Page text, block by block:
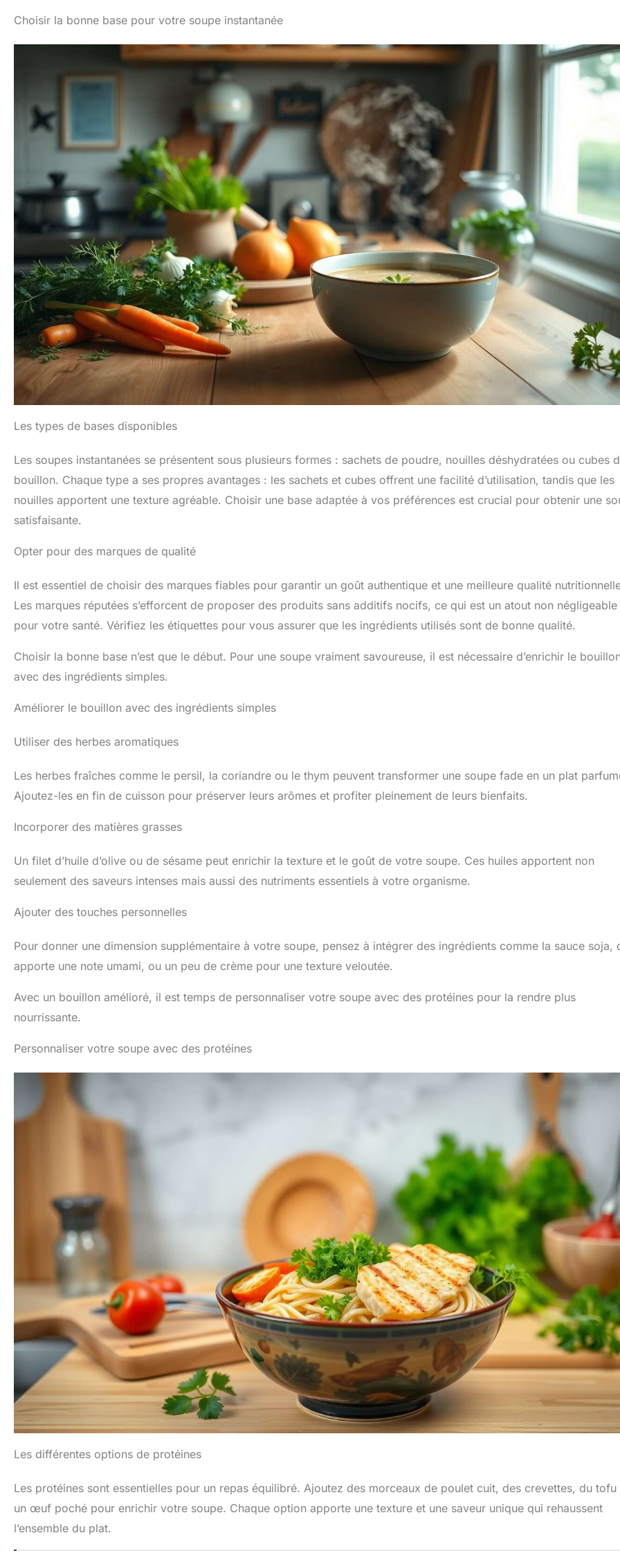
Choisir la bonne base pour votre soupe instantanée
Les types de bases disponibles
Les soupes instantanées se présentent sous plusieurs formes : sachets de poudre, nouilles déshydratées ou cubes
bouillon. Chaque type a ses propres avantages : les sachets et cubes offrent une facilité d’utilisation, tandis que les
nouilles apportent une texture agréable. Choisir une base adaptée à vos préférences est crucial pour obtenir une
satisfaisante.
Opter pour des marques de qualité
Il est essentiel de choisir des marques fiables pour garantir un goût authentique et une meilleure qualité
Les marques réputées s’efforcent de proposer des produits sans additifs nocifs, ce qui est un atout non négligeable
pour votre santé. Vérifiez les étiquettes pour vous assurer que les ingrédients utilisés sont de bonne qualité.
Choisir la bonne base n’est que le début. Pour une soupe vraiment savoureuse, il est nécessaire d’enrichir le
avec des ingrédients simples.
Améliorer le bouillon avec des ingrédients simples
Utiliser des herbes aromatiques
Les herbes fraîches comme le persil, la coriandre ou le thym peuvent transformer une soupe fade en un plat
Ajoutez-les en fin de cuisson pour préserver leurs arômes et profiter pleinement de leurs bienfaits.
Incorporer des matières grasses
Un filet d’huile d’olive ou de sésame peut enrichir la texture et le goût de votre soupe. Ces huiles apportent non
seulement des saveurs intenses mais aussi des nutriments essentiels à votre organisme.
Ajouter des touches personnelles
Pour donner une dimension supplémentaire à votre soupe, pensez à intégrer des ingrédients comme la sauce soja,
apporte une note umami, ou un peu de crème pour une texture veloutée.
Avec un bouillon amélioré, il est temps de personnaliser votre soupe avec des protéines pour la rendre plus
nourrissante.
Personnaliser votre soupe avec des protéines
Les différentes options de protéines
Les protéines sont essentielles pour un repas équilibré. Ajoutez des morceaux de poulet cuit, des crevettes, du tofu
un œuf poché pour enrichir votre soupe. Chaque option apporte une texture et une saveur unique qui rehaussent
l’ensemble du plat.